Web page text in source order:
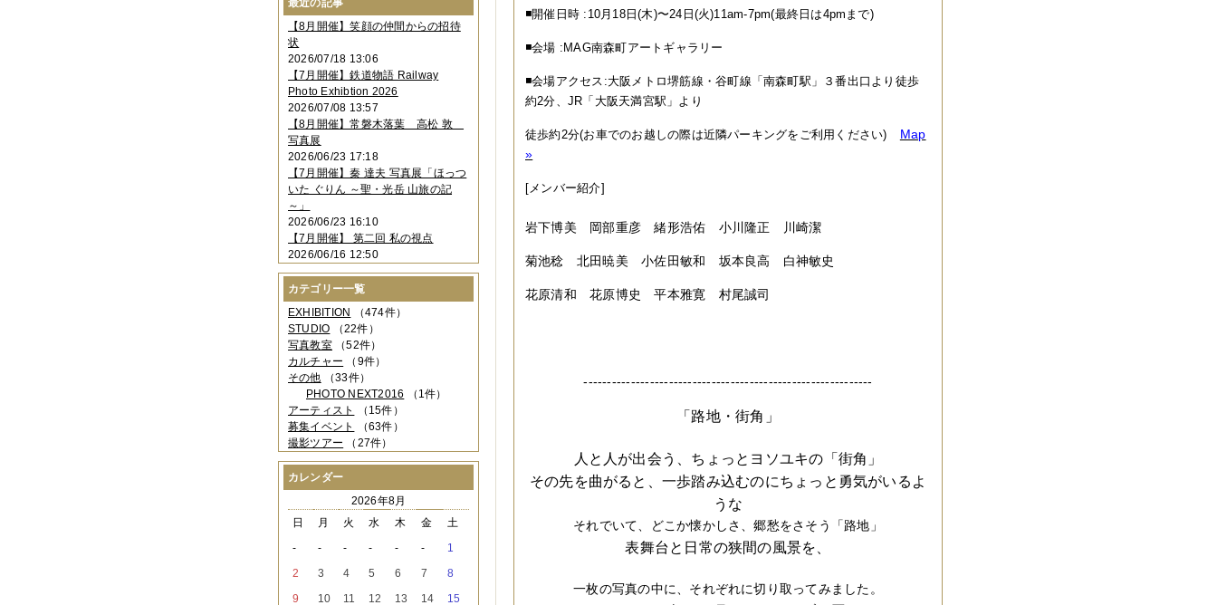
◾️開催日時 :10月18日(木)〜24日(火)11am-7pm(最終日は4pmまで)
◾️会場 :MAG南森町アートギャラリー
◾️会場アクセス:大阪メトロ堺筋線・谷町線「南森町駅」３番出口より徒歩
約2分、JR「大阪天満宮駅」より
徒歩約2分(お車でのお越しの際は近隣パーキングをご利用ください)
Map
»
[メンバー紹介]
岩下博美 岡部重彦 緒形浩佑 小川隆正 川崎潔
菊池稔 北田暁美 小佐田敏和 坂本良高 白神敏史
花原清和 花原博史平本雅寛 村尾誠司
-------------------------------------------------------------
「路地・街角」
人と人が出会う、ちょっとヨソユキの「街角」
その先を曲がると、一歩踏み込むのにちょっと勇気がいるよ
うな
それでいて、どこか懐かしさ、郷愁をさそう「路地」
表舞台と日常の狭間の風景を、
一枚の写真の中に、それぞれに切り取ってみました。
2024年03月（3件）
2024年02月（2件）
2023年12月
2023年11月 （4件）
2023年10月（3件）
2023年09月（4件）
2023年08月 （1件）
2023年06月（3件）
2023年05月
2023年04月 （2件）
2023年03月（5件）
2023年02月（3件）
2023年01月
2022年12月 （3件）
2022年11月（2件）
2022年10月（4件）
2022年09月（2件）
2022年08月
（3件）
2022年07月（3件）
2022年05月（4件）
2022年04月（2件）
2022年03月
（5件）
2022年02月（3件）
2022年01月（3件）
2021年12月（2件）
2021年11月（3件）
2021年10月
（1件）
2021年08月
2021年07月（1件）
（3件）
2021年05月（2件）
2021年02月 （1件）
【8月開催】笑顔の仲間からの招待
状
2026/07/18 13:06
【7月開催】鉄道物語 Railway
Photo Exhibtion 2026
2026/07/08 13:57
【8月開催】常磐木落葉 高松 敦
写真展
2026/06/23 17:18
【7月開催】秦 達夫 写真展「ほっつ
いた ぐりん ～聖・光岳 山旅の記
～」
2026/06/23 16:10
【7月開催】 第二回 私の視点
2026/06/16 12:50
カテゴリー一覧
EXHIBITION （474件）
STUDIO （22件）
写真教室（52件）
カルチャー （9件）
その他 （33件）
PHOTO NEXT2016 （1件）
アーティスト
（15件）
募集イベント
（63件）
撮影ツアー （27件）
カレンダー
2026年8月
日
月 火 水 木 金
土
-
- - - - -
1
2
3 4 5 6 7
8
9
10 11 12 13 14
15